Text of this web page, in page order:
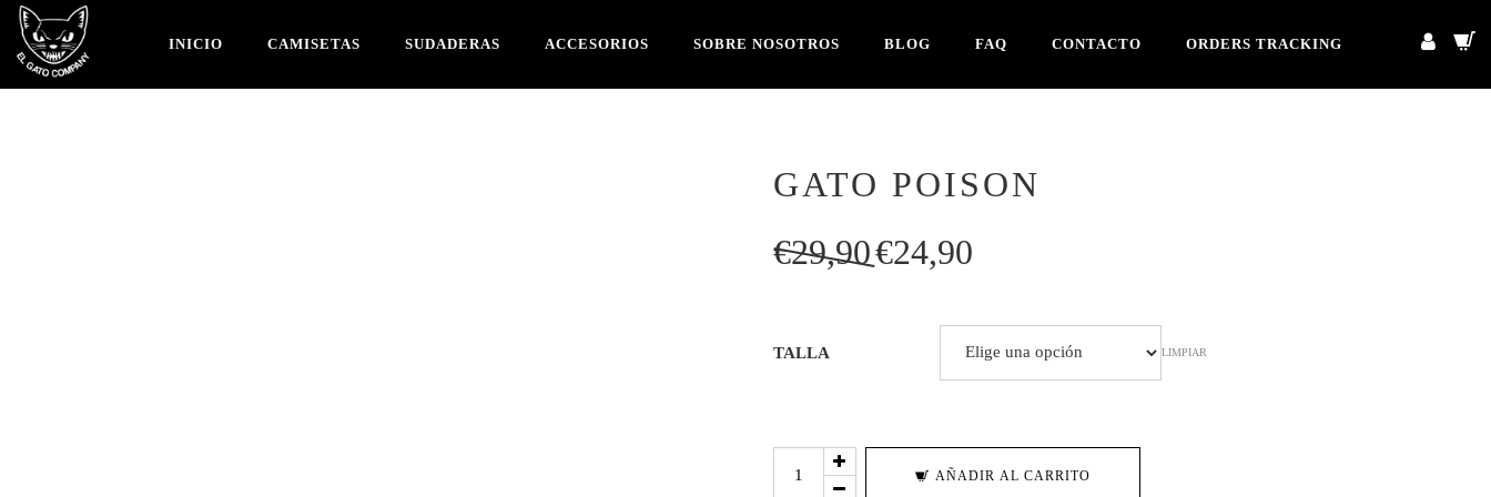
INICIO CAMISETAS SUDADERAS ACCESORIOS SOBRE NOSOTROS BLOG FAQ CONTACTO ORDERS TRACKING
GATO POISON
€29,90 precio
€24,90precio
es:
€24,90.
TALLA LIMPIAR
AÑADIR AL CARRITO